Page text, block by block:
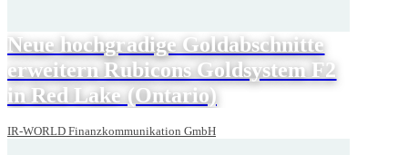
Neue hochgradige Goldabschnitte
erweitern Rubicons Goldsystem F2
in Red Lake (Ontario)
IR-WORLD Finanzkommunikation GmbH